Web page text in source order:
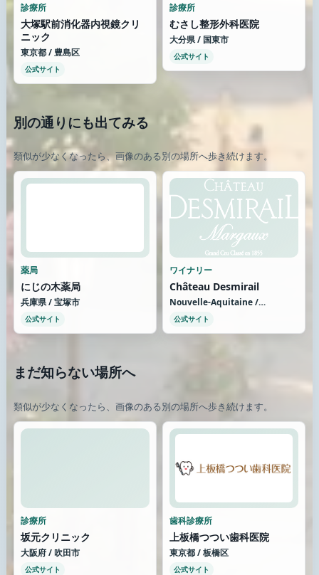
診療所
大塚駅前消化器内視鏡クリ
ニック
東京都 / 豊島区
公式サイト
診療所
むさし整形外科医院
大分県 / 国東市
公式サイト
別の通りにも出てみる
類似が少なくなったら、画像のある別の場所へ歩き続けます。
薬局
にじの木薬局
兵庫県 / 宝塚市
公式サイト
ワイナリー
Château Desmirail
Nouvelle-Aquitaine /
Bordeaux area
公式サイト
まだ知らない場所へ
類似が少なくなったら、画像のある別の場所へ歩き続けます。
診療所
坂元クリニック
大阪府 / 吹田市
公式サイト
歯科診療所
上板橋つつい歯科医院
東京都 / 板橋区
公式サイト